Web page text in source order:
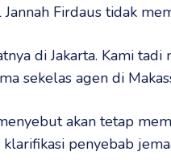
Firdaus tidak
di Jakarta. Kami
sekelas agen di
akan tetap
penyebab